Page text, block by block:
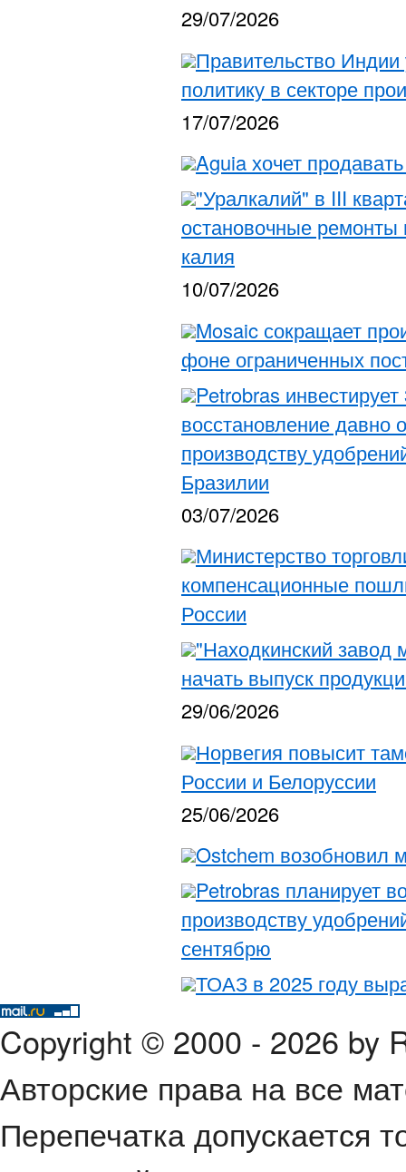
29/07/2026
Правительство
политику в секторе
17/07/2026
Aguia хочет
"Уралкалий" в III
остановочные ремонты
калия
10/07/2026
Mosaic сокращает
фоне ограниченных
Petrobras
восстановление давно
производству
Бразилии
03/07/2026
Министерство
компенсационные
России
"Находкинский завод
начать выпуск
29/06/2026
Норвегия повысит
России и Белоруссии
25/06/2026
Ostchem возобновил
Petrobras планирует
производству
сентябрю
ТОАЗ в 2025 году
Copyright © 2000 - 2026 by
Авторские права на все
Перепечатка допускается